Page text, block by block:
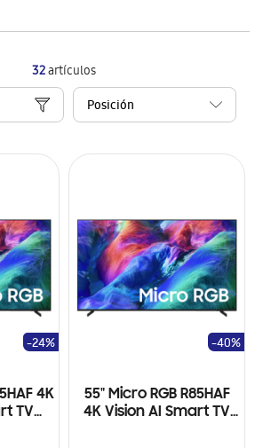
32artículos
4K
TV
-24%
55" Micro RGB R85HAF
4K Vision AI Smart TV
-40%